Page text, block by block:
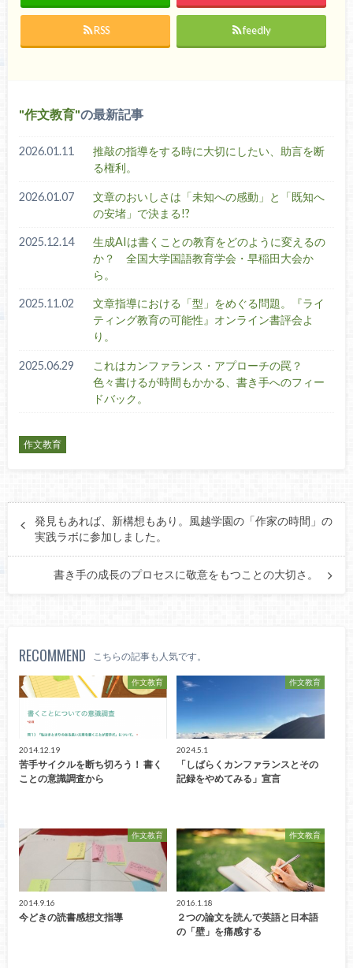
RSS feedly
作文教育 の最新記事
2026.01.11
推敲の指導をする時に大切にしたい、助言を断
る権利。
2026.01.07
文章のおいしさは「未知への感動」と「既知へ
の安堵」で決まる!?
2025.12.14
生成AIは書くことの教育をどのように変えるの
か？ 全国大学国語教育学会・早稲田大会か
ら。
2025.11.02
文章指導における「型」をめぐる問題。『ライ
ティング教育の可能性』オンライン書評会よ
り。
2025.06.29
これはカンファランス・アプローチの罠？
色々書けるが時間もかかる、書き手へのフィー
ドバック。
作文教育
発見もあれば、新構想もあり。風越学園の「作家の時間」の
実践ラボに参加しました。
書き手の成長のプロセスに敬意をもつことの大切さ。
RECOMMEND こちらの記事も人気です。
作文教育
2014.12.19
苦手サイクルを断ち切ろう！ 書く
ことの意識調査から
作文教育
2024.5.1
「しばらくカンファランスとその
記録をやめてみる」宣言
作文教育
2014.9.16
今どきの読書感想文指導
作文教育
2016.1.18
２つの論文を読んで英語と日本語
の「壁」を痛感する